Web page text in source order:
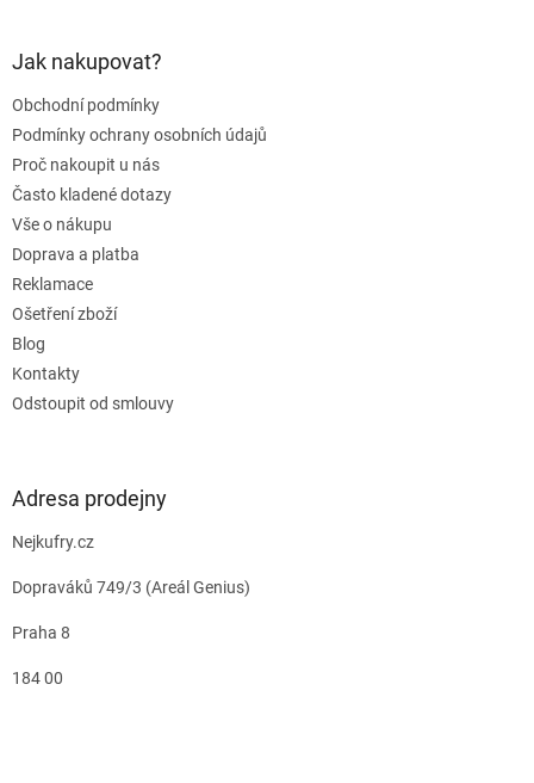
Jak nakupovat?
Obchodní podmínky
Podmínky ochrany osobních údajů
Proč nakoupit u nás
Často kladené dotazy
Vše o nákupu
Doprava a platba
Reklamace
Ošetření zboží
Blog
Kontakty
Odstoupit od smlouvy
Adresa prodejny
Nejkufry.cz
Dopraváků 749/3 (Areál Genius)
Praha 8
184 00